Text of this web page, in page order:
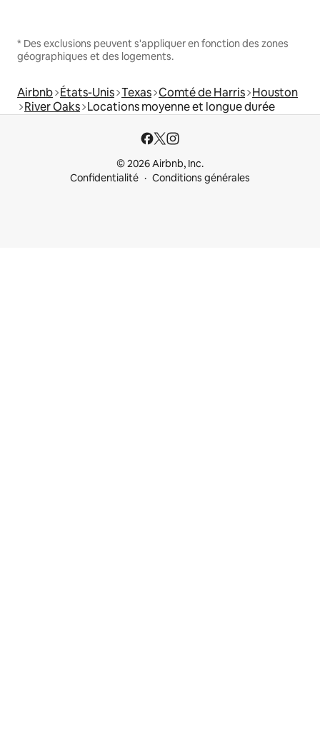
* Des exclusions peuvent s'appliquer en fonction des zones
géographiques et des logements.
Airbnb États-Unis Texas Comté de Harris Houston
River Oaks Locations moyenne et longue durée
© 2026 Airbnb, Inc.
Confidentialité
Conditions générales